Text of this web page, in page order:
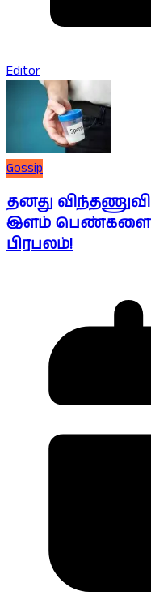
Editor
Gossip
தனது
இளம் பெண்களை
பிரபலம்!